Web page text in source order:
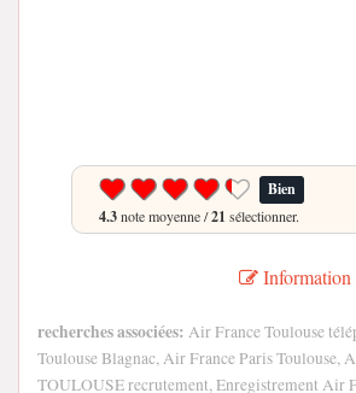
Bien
4.3note moyenne /21 sélectionner.
Information
recherches associées: Air France Toulouse
Toulouse Blagnac, Air France Paris Toulouse,
TOULOUSE recrutement, Enregistrement Air